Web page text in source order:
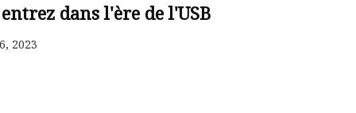
dans l'ère de l'USB
2023